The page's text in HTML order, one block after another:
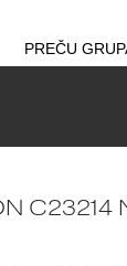
PREČU
C23214